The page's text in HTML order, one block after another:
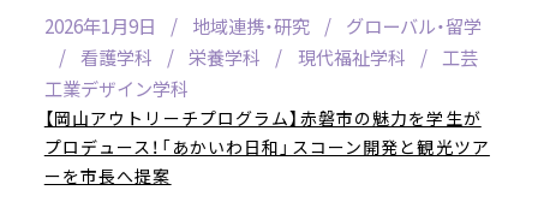
2026年1月9日 地域連携・研究
グローバル・留学
看護学科
栄養学科 現代福祉学科
工芸
工業デザイン学科
【岡山アウトリーチプログラム】赤磐市の魅力を学生が
プロデュース！「あかいわ日和」スコーン開発と観光ツア
ーを市長へ提案